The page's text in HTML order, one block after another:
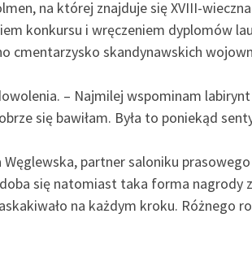
na której znajduje się XVIII-
konkursu i wręczeniem dyplomów
cmentarzysko skandynawskich
– Najmilej wspominam
się bawiłam. Była to poniekąd
partner saloniku
się natomiast taka forma nagrody
na każdym kroku. Różnego